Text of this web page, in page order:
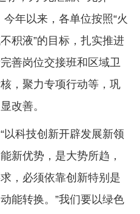
年以来，各单位按照“火
积液”的目标，扎实推进
善岗位交接班和区域卫
，聚力专项行动等，巩
改善。
以科技创新开辟发展新领
新优势，是大势所趋，
，必须依靠创新特别是
能转换。”我们要以绿色